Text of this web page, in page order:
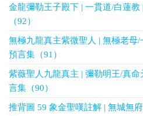
金龍彌勒王子殿下 | 一貫道/白蓮
（92）
無極九龍真主紫微聖人 | 無極老母/
預言集（91）
紫薇聖人九龍真主 | 彌勒明王/真
言集（90）
推背圖 59 象金聖嘆註解 | 無城無